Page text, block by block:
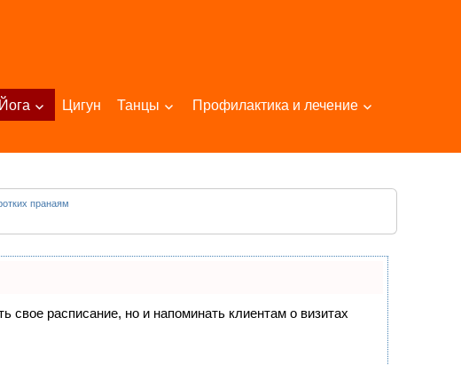
Йога Цигун Танцы Профилактика и лечение
пранаям
свое расписание, но и напоминать клиентам о визитах